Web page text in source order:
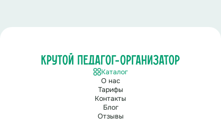
Каталог
О нас
Тарифы
Контакты
Блог
Отзывы